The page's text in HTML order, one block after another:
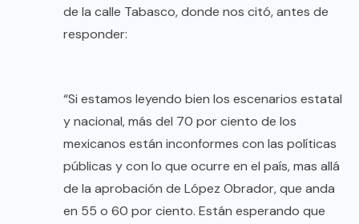
de la calle Tabasco, donde nos citó, antes de
responder:
“Si estamos leyendo bien los escenarios estatal
y nacional, más del 70 por ciento de los
mexicanos están inconformes con las políticas
públicas y con lo que ocurre en el país, mas allá
de la aprobación de López Obrador, que anda
en 55 o 60 por ciento. Están esperando que